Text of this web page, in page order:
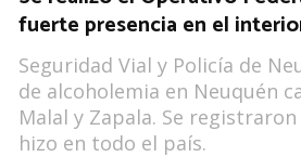
fuerte presencia en el
Seguridad Vial y Policía de
de alcoholemia en Neuquén
Malal y Zapala. Se
hizo en todo el país.